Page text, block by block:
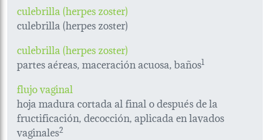
culebrilla (herpes zoster)
culebrilla (herpes zoster)
culebrilla (herpes zoster)
partes aéreas, maceración acuosa, baños1
flujo vaginal
hoja madura cortada al final o después de la
fructificación, decocción, aplicada en lavados
vaginales2